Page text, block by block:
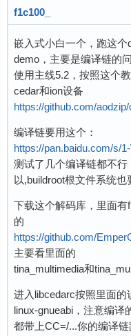
f1c100_
嵌入式小白一个，跑这
demo，主要是编译链的
使用主线5.2，按照这个
cedar和ion设备
https://github.com/
编译链要用这个：
https://pan.baidu.com/s/
测试了几个编译链都不
以,buildroot根文件系统也
下载这个解码库，里面
的
https://github.com/
主要看里面的
tina_multimedia和
进入libcedarc按照里面
linux-gnueabi，注意编译
都带上CC=/...你的编译链